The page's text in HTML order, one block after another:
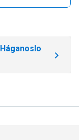
Háganoslo